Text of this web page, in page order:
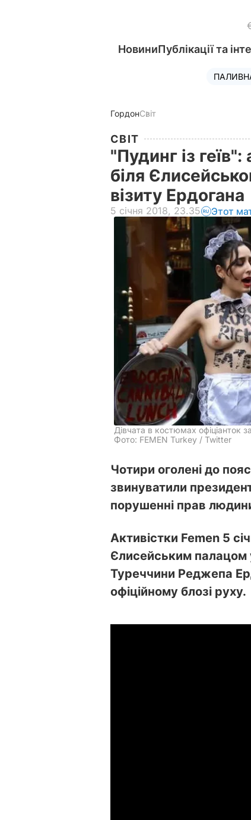
НовиниПублікації та
ГордонСвіт
СВІТ
"Пудинг із
біля
візиту Ердогана
5 січня 2018, 23.35 Этот
Дівчата в костюмах офіціанток
Фото: FEMEN Turkey / Twitter
Чотири оголені до
звинуватили
порушенні прав
Активістки Femen 5
Єлисейським палацом
Туреччини Реджепа
офіційному блозі руху.